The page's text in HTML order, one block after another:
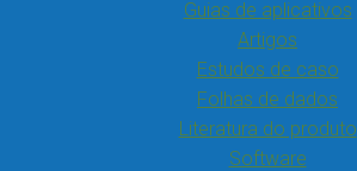
Guias de aplicativos
Artigos
Estudos de caso
Folhas de dados
Literatura do produto
Software